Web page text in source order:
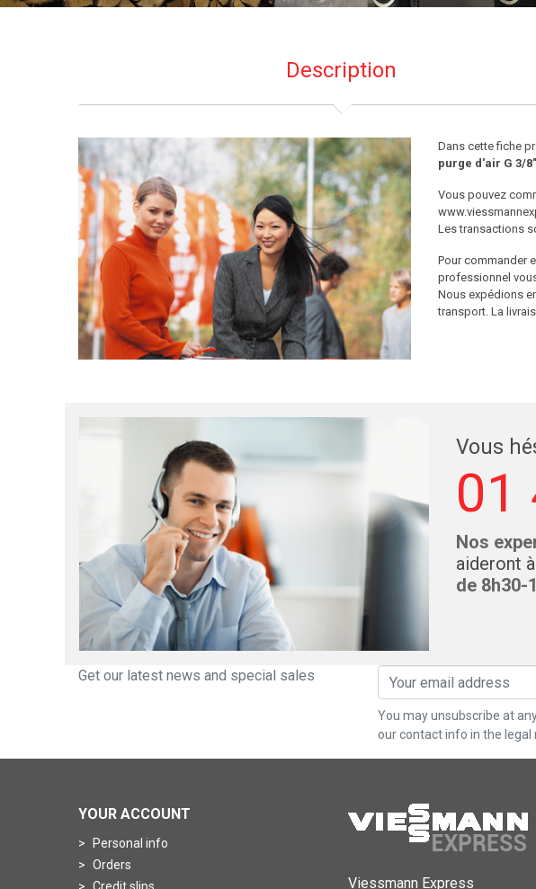
Description
Dans cette fiche
purge d'air G 3/8"
Vous pouvez
Les transactions
Pour commander
professionnel
Nous expédions
transport. La
Vous
01
Nos
aideront
de 8h30-
Get our latest news and special sales
You may unsubscribe at
our contact info in the legal
YOUR ACCOUNT
Personal info
Orders
Viessmann Express